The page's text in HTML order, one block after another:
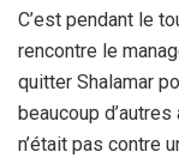
C’est pendant le
rencontre le
quitter Shalamar
beaucoup
n’était pas contre